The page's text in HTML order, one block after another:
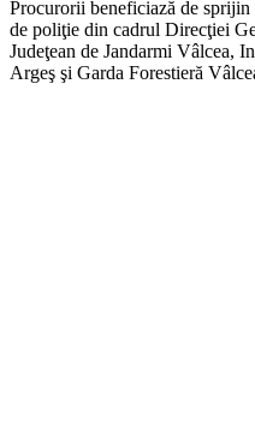
Procurorii beneficiază de
de poliţie din cadrul Direcţiei
Judeţean de Jandarmi Vâlcea,
Argeş şi Garda Forestieră